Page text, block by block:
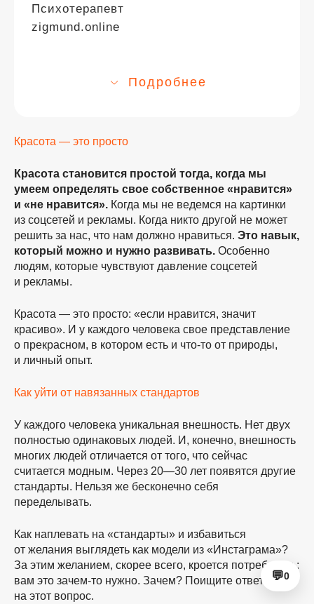
из-заПодробнее
Психотерапевт
zigmund.online
Красота — это просто
Красота становится простой тогда, когда мы
умеем определять свое собственное «нравится»
и «не нравится». Когда мы не ведемся на картинки
из соцсетей и рекламы. Когда никто другой не может
решить за нас, что нам должно нравиться. Это навык,
который можно и нужно развивать. Особенно
людям, которые чувствуют давление соцсетей
и рекламы.
Красота — это просто: «если нравится, значит
красиво». И у каждого человека свое представление
о прекрасном, в котором есть и что-то от природы,
и личный опыт.
Как уйти от навязанных стандартов
У каждого человека уникальная внешность. Нет двух
полностью одинаковых людей. И, конечно, внешность
многих людей отличается от того, что сейчас
считается модным. Через 20—30 лет появятся другие
стандарты. Нельзя же бесконечно себя
переделывать.
Как наплевать на «стандарты» и избавиться
от желания выглядеть как модели из «Инстаграма»?
За этим желанием, скорее всего, кроется потребность:
вам это зачем-то нужно. Зачем? Поищите ответ
на этот вопрос.
💬0